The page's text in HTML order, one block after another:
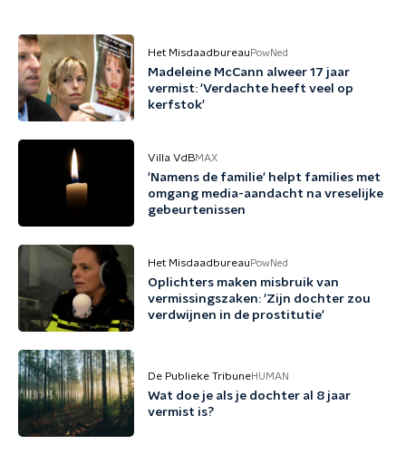
Het Misdaadbureau PowNed
Madeleine McCann alweer 17 jaar
vermist: 'Verdachte heeft veel op
kerfstok'
Villa VdBMAX
'Namens de familie' helpt families met
omgang media-aandacht na vreselijke
gebeurtenissen
Het Misdaadbureau PowNed
Oplichters maken misbruik van
vermissingszaken: 'Zijn dochter zou
verdwijnen in de prostitutie'
De Publieke TribuneHUMAN
Wat doe je als je dochter al 8 jaar
vermist is?